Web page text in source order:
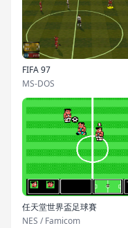
FIFA 97
MS-DOS
任天堂世界盃足球賽
NES / Famicom